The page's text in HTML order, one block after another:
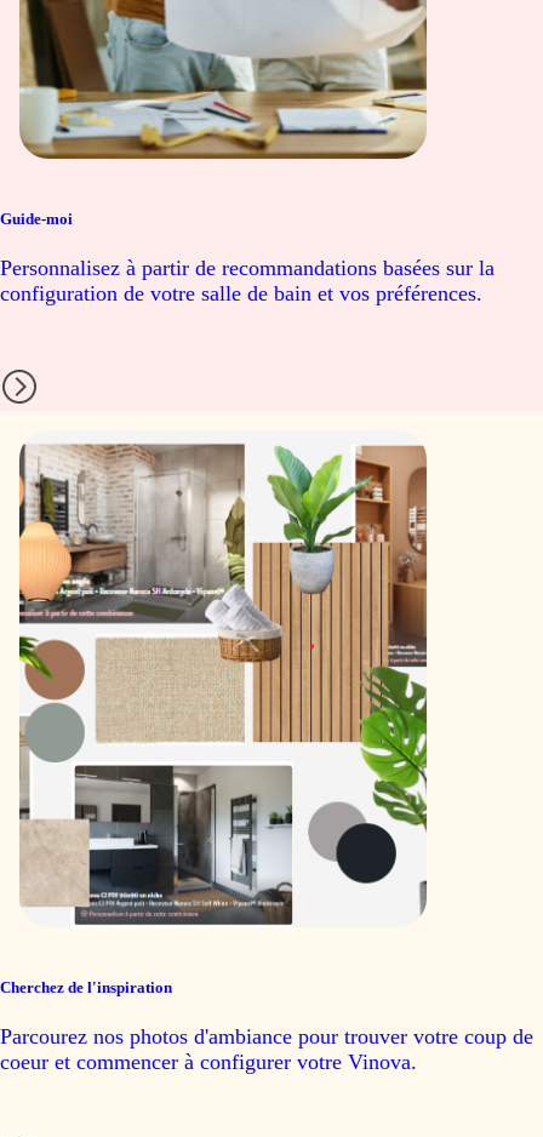
Guide-moi
Personnalisez à partir de recommandations basées sur la
configuration de votre salle de bain et vos préférences.
Cherchez de l'inspiration
Parcourez nos photos d'ambiance pour trouver votre coup de
coeur et commencer à configurer votre Vinova.